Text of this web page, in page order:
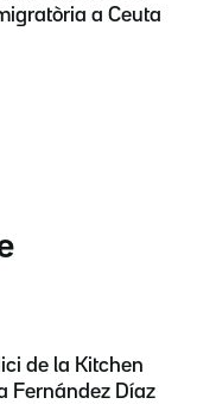
a Ceuta
de la Kitchen
Fernández Díaz